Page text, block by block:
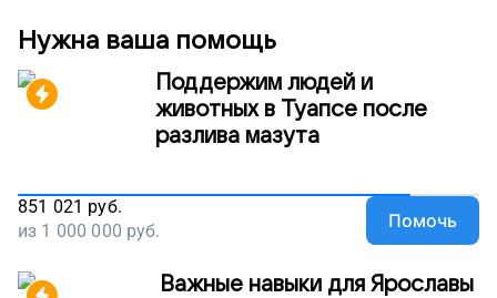
Нужна ваша помощь
Поддержим людей и
животных в Туапсе после
разлива мазута
851 021 руб.
из 1 000 000 руб. Помочь
Важные навыки для Ярославы